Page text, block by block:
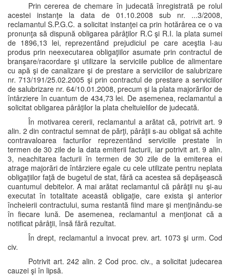
Prin cererea de chemare în judecată înregistrată pe rolul
acestei instanţe la data de 01.10.2008 sub nr. ...3/2008,
reclamantul S.P.G.C. a solicitat instanţei ca prin hotărârea ce o va
pronunţa să dispună obligarea pârâţilor R.C şi R.I. la plata sumei
de 1896,13 lei, reprezentând prejudiciul pe care aceştia l-au
produs prin neexecutarea obligaţiilor asumate prin contractul de
branşare/racordare şi utilizare la serviciile publice de alimentare
cu apă şi de canalizare şi de prestare a serviciilor de salubrizare
nr. 713/191/25.02.2005 şi prin contractul de prestare a serviciilor
de salubrizare nr. 64/10.01.2008, precum şi la plata majorărilor de
întârziere în cuantum de 434,73 lei. De asemenea, reclamantul a
solicitat obligarea pârâţilor la plata cheltuielilor de judecată.
În motivarea cererii, reclamantul a arătat că, potrivit art. 9
alin. 2 din contractul semnat de părţi, pârâţii s-au obligat să achite
contravaloarea facturilor reprezentând serviciile prestate în
termen de 30 zile de la data emiterii facturii, iar potrivit art. 9 alin.
3, neachitarea facturii în termen de 30 zile de la emiterea ei
atrage majorări de întârziere egale cu cele utilizate pentru neplata
obligaţiilor faţă de bugetul de stat, fără ca acestea să depăşească
cuantumul debitelor. A mai arătat reclamantul că pârâţii nu şi-au
executat în totalitate această obligaţie, care exista şi anterior
încheierii contractului, suma restantă fiind mare şi menţinându-se
în fiecare lună. De asemenea, reclamantul a menţionat că a
notificat pârâţii, însă fără rezultat.
În drept, reclamantul a invocat prev. art. 1073 şi urm. Cod
civ.
Potrivit art. 242 alin. 2 Cod proc. civ., a solicitat judecarea
cauzei şi în lipsă.